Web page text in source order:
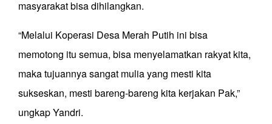
masyarakat bisa dihilangkan.
“Melalui Koperasi Desa Merah Putih ini bisa
memotong itu semua, bisa menyelamatkan rakyat kita,
maka tujuannya sangat mulia yang mesti kita
sukseskan, mesti bareng-bareng kita kerjakan Pak,”
ungkap Yandri.